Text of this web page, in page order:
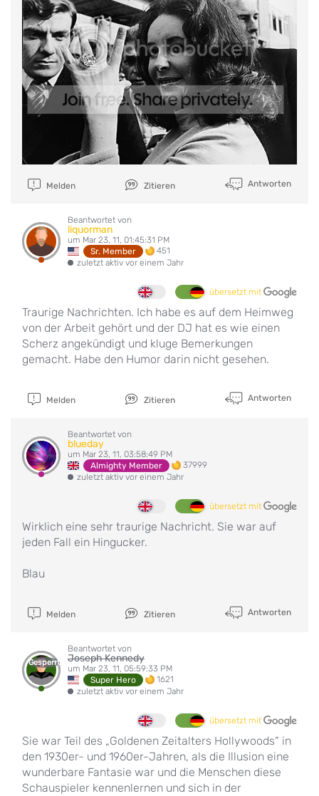
Melden Zitieren Antworten
Beantwortet von
liquorman
um Mar 23, 11, 01:45:31 PM
Sr. Member
451
zuletzt aktiv vor einem Jahr
übersetzt mit
Traurige Nachrichten. Ich habe es auf dem Heimweg
von der Arbeit gehört und der DJ hat es wie einen
Scherz angekündigt und kluge Bemerkungen
gemacht. Habe den Humor darin nicht gesehen.
Melden Zitieren Antworten
Beantwortet von
blueday
um Mar 23, 11, 03:58:49 PM
Almighty Member
37999
zuletzt aktiv vor einem Jahr
übersetzt mit
Wirklich eine sehr traurige Nachricht. Sie war auf
jeden Fall ein Hingucker.
Blau
Melden Zitieren Antworten
Gesperrt
Beantwortet von
Joseph Kennedy
um Mar 23, 11, 05:59:33 PM
Super Hero
1621
zuletzt aktiv vor einem Jahr
übersetzt mit
Sie war Teil des „Goldenen Zeitalters Hollywoods“ in
den 1930er- und 1960er-Jahren, als die Illusion eine
wunderbare Fantasie war und die Menschen diese
Schauspieler kennenlernen und sich in der